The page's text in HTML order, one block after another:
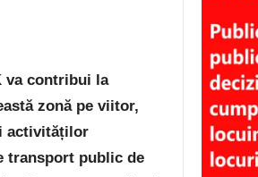
va contribui la
zonă pe viitor,
activităților
transport public de